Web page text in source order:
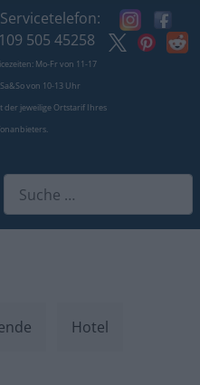
Servicetelefon:
505 45258
Mo-Fr von 11-17
von 10-13 Uhr
der jeweilige Ortstarif Ihres
Suchen
Hotel